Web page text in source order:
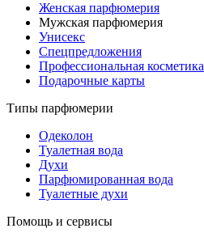
Женская парфюмерия
Мужская парфюмерия
Унисекс
Спецпредложения
Профессиональная косметика
Подарочные карты
Типы парфюмерии
Одеколон
Туалетная вода
Духи
Парфюмированная вода
Туалетные духи
Помощь и сервисы